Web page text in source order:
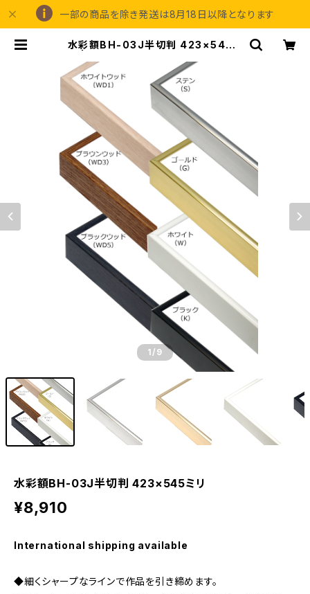
一部の商品を除き発送は8月18日以降となります
水彩額BH-03J半切判 423×545ミ
1 /9
水彩額BH-03J半切判 423×545ミリ
¥8,910
International shipping available
◆細くシャープなラインで作品を引き締めます。